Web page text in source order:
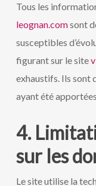
Tous les
leognan.comsont
susceptibles
figurant sur le site
exhaustifs. Ils sont
ayant été
4.
sur les
Le site utilise la